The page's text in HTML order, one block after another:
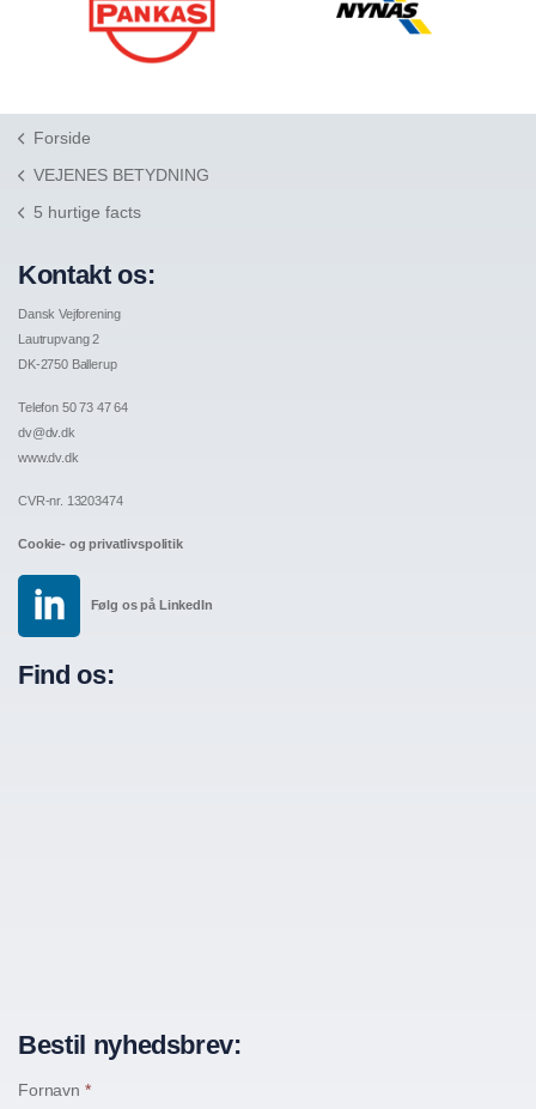
Forside
VEJENES BETYDNING
5 hurtige facts
Kontakt os:
Dansk Vejforening
Lautrupvang 2
DK-2750 Ballerup
Telefon 50 73 47 64
dv@dv.dk
www.dv.dk
CVR-nr. 13203474
Cookie- og privatlivspolitik
Følg os på LinkedIn
Find os:
Bestil nyhedsbrev:
Fornavn *